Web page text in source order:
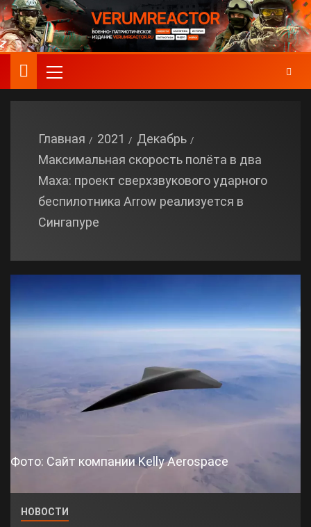
Главная 2021
Декабрь
Максимальная скорость полёта в два
Маха: проект сверхзвукового ударного
беспилотника Arrow реализуется в
Сингапуре
Фото: Сайт компании Kelly Aerospace
НОВОСТИ